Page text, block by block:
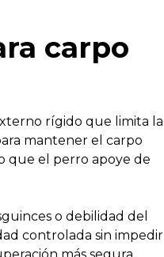
carpo
rígido que limita la
mantener el carpo
que el perro apoye de
o debilidad del
controlada sin impedir